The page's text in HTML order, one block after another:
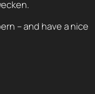
– and have a nice